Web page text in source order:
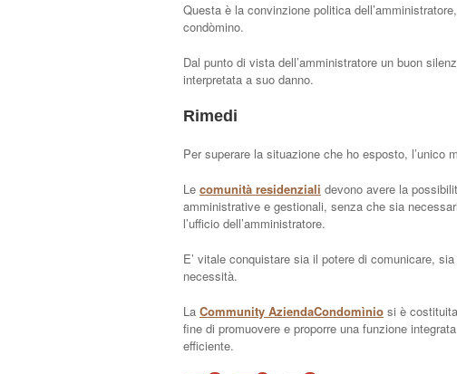
Questa è la convinzione politica
condòmino.
Dal punto di vista dell’amministratore un buon
interpretata a suo danno.
Rimedi
Per superare la situazione che ho esposto, l’unico
Le comunità residenziali devono avere la
amministrative e gestionali, senza che sia
l’ufficio dell’amministratore.
E’ vitale conquistare sia il potere di comunicare,
necessità.
La Community AziendaCondomìnio si è
fine di promuovere e proporre una funzione
efficiente.